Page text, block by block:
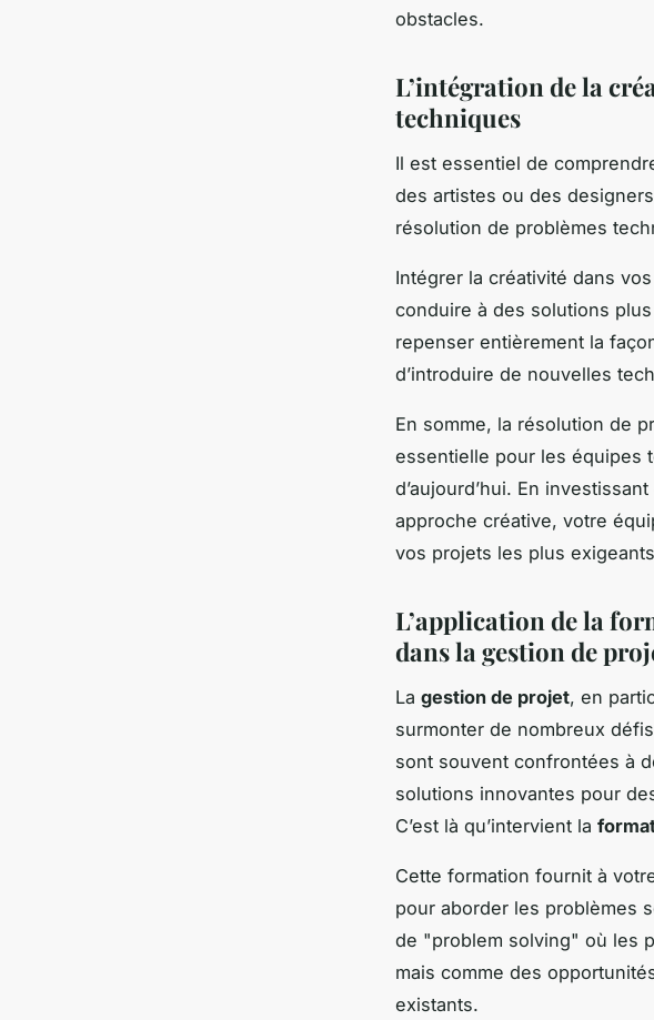
obstacles.
L’intégration de la
techniques
Il est essentiel de
des artistes ou des
résolution de problèmes
Intégrer la créativité dans
conduire à des solutions
repenser entièrement la
d’introduire de nouvelles
En somme, la résolution de
essentielle pour les équipes
d’aujourd’hui. En
approche créative, votre
vos projets les plus
L’application de la
dans la gestion de
La gestion de projet, en
surmonter de nombreux
sont souvent confrontées à
solutions innovantes pour
C’est là qu’intervient la
Cette formation fournit à
pour aborder les problèmes
de "problem solving" où les
mais comme des
existants.